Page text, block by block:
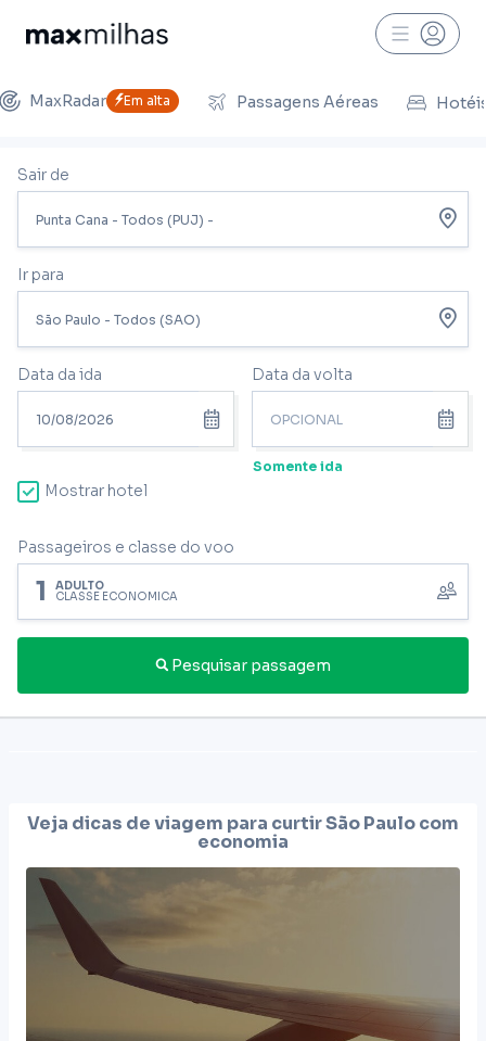
MaxRadar Em alta Passagens Aéreas
Sair de
Ir para
Data da ida Data da volta
Somente ida
Mostrar hotel
Passageiros e classe do voo
1 ADULTO
CLASSE ECONÔMICA
Pesquisar passagem
Veja dicas de viagem para curtirSão Paulocom
economia